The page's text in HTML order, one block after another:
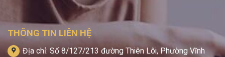
THÔNG TIN LIÊN HỆ
Địa chỉ: Số 8/127/213 đường Thiên Lôi, Phường Vĩnh